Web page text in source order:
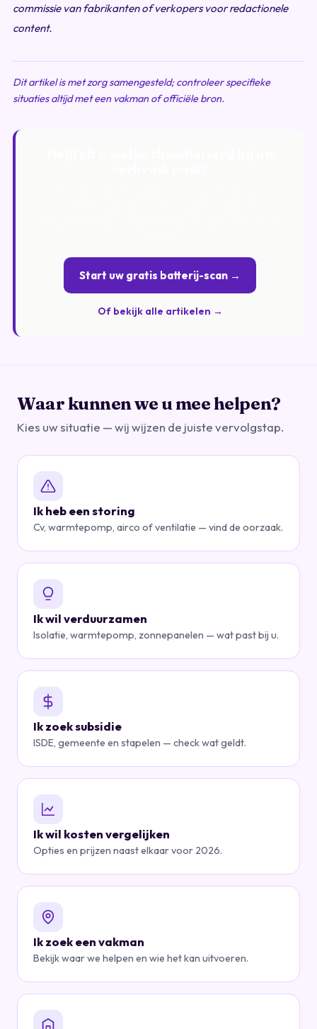
commissie van fabrikanten of verkopers voor redactionele
content.
Dit artikel is met zorg samengesteld; controleer specifieke
situaties altijd met een vakman of officiële bron.
Start uw gratis batterij-scan →
Of bekijk alle artikelen →
Waar kunnen we u mee helpen?
Kies uw situatie — wij wijzen de juiste vervolgstap.
Ik heb een storing
Cv, warmtepomp, airco of ventilatie — vind de oorzaak.
Ik wil verduurzamen
Isolatie, warmtepomp, zonnepanelen — wat past bij u.
Ik zoek subsidie
ISDE, gemeente en stapelen — check wat geldt.
Ik wil kosten vergelijken
Opties en prijzen naast elkaar voor 2026.
Ik zoek een vakman
Bekijk waar we helpen en wie het kan uitvoeren.